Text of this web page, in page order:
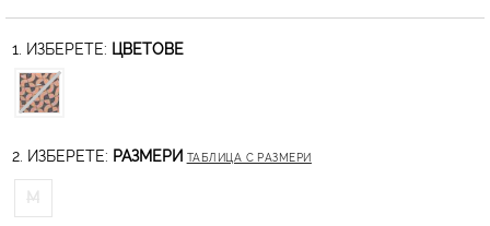
1. ИЗБЕРЕТЕ: ЦВЕТОВЕ
2. ИЗБЕРЕТЕ: РАЗМЕРИ ТАБЛИЦА С РАЗМЕРИ
M